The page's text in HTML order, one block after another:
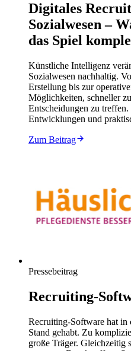
Digitales
Sozialwesen –
das Spiel
Künstliche Intelligenz
Sozialwesen nachhaltig.
Erstellung bis zur
Möglichkeiten, schneller
Entscheidungen zu
Entwicklungen und
Zum Beitrag
Pressebeitrag
Recruiting-
Recruiting-Software hat in
Stand gehabt. Zu
große Träger. Gleichzeitig